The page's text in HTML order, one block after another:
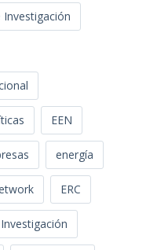
EEN
energía
ERC